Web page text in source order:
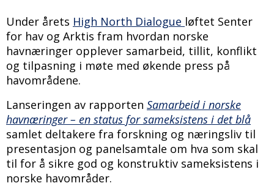
Under årets High North Dialogue løftet Senter
for hav og Arktis fram hvordan norske
havnæringer opplever samarbeid, tillit, konflikt
og tilpasning i møte med økende press på
havområdene.
Lanseringen av rapporten Samarbeid i norske
havnæringer – en status for sameksistens i det blå
samlet deltakere fra forskning og næringsliv til
presentasjon og panelsamtale om hva som skal
til for å sikre god og konstruktiv sameksistens i
norske havområder.